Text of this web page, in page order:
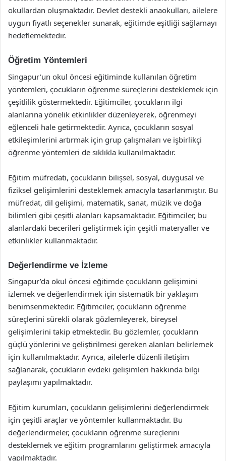
okullardan oluşmaktadır. Devlet destekli anaokulları, ailelere
uygun fiyatlı seçenekler sunarak, eğitimde eşitliği sağlamayı
hedeflemektedir.
Öğretim Yöntemleri
Singapur’un okul öncesi eğitiminde kullanılan öğretim
yöntemleri, çocukların öğrenme süreçlerini desteklemek için
çeşitlilik göstermektedir. Eğitimciler, çocukların ilgi
alanlarına yönelik etkinlikler düzenleyerek, öğrenmeyi
eğlenceli hale getirmektedir. Ayrıca, çocukların sosyal
etkileşimlerini artırmak için grup çalışmaları ve işbirlikçi
öğrenme yöntemleri de sıklıkla kullanılmaktadır.
Eğitim müfredatı, çocukların bilişsel, sosyal, duygusal ve
fiziksel gelişimlerini desteklemek amacıyla tasarlanmıştır. Bu
müfredat, dil gelişimi, matematik, sanat, müzik ve doğa
bilimleri gibi çeşitli alanları kapsamaktadır. Eğitimciler, bu
alanlardaki becerileri geliştirmek için çeşitli materyaller ve
etkinlikler kullanmaktadır.
Değerlendirme ve İzleme
Singapur’da okul öncesi eğitimde çocukların gelişimini
izlemek ve değerlendirmek için sistematik bir yaklaşım
benimsenmektedir. Eğitimciler, çocukların öğrenme
süreçlerini sürekli olarak gözlemleyerek, bireysel
gelişimlerini takip etmektedir. Bu gözlemler, çocukların
güçlü yönlerini ve geliştirilmesi gereken alanları belirlemek
için kullanılmaktadır. Ayrıca, ailelerle düzenli iletişim
sağlanarak, çocukların evdeki gelişimleri hakkında bilgi
paylaşımı yapılmaktadır.
Eğitim kurumları, çocukların gelişimlerini değerlendirmek
için çeşitli araçlar ve yöntemler kullanmaktadır. Bu
değerlendirmeler, çocukların öğrenme süreçlerini
desteklemek ve eğitim programlarını geliştirmek amacıyla
yapılmaktadır.